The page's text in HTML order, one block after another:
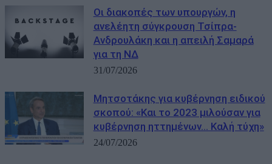
Οι διακοπές των υπουργών, η
ανελέητη σύγκρουση Τσίπρα-
Ανδρουλάκη και η απειλή Σαμαρά
για τη ΝΔ
31/07/2026
Μητσοτάκης για κυβέρνηση ειδικού
σκοπού: «Και το 2023 μιλούσαν για
κυβέρνηση ηττημένων… Καλή τύχη»
24/07/2026